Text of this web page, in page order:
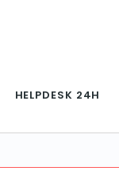
HELPDESK 24H